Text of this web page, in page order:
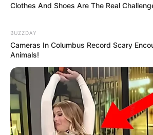
If You Owe $20,000 Across 4
Sending 4 Separate Checks
JG WENTWORTH
Clothes And Shoes Are The Real
BUZZDAY
Cameras In Columbus Record Scary
Animals!